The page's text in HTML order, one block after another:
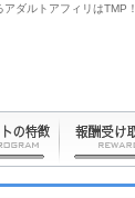
ダルトアフィリはTMP！